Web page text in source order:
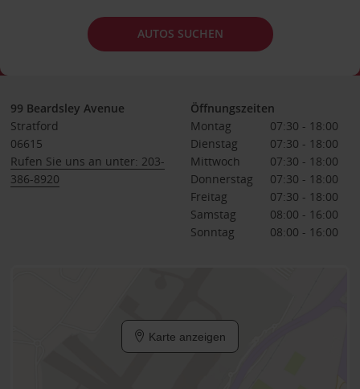
AUTOS SUCHEN
99 Beardsley Avenue
Stratford
06615
Rufen Sie uns an unter: 203-
386-8920
Öffnungszeiten
Montag
07:30 - 18:00
Dienstag
07:30 - 18:00
Mittwoch
07:30 - 18:00
Donnerstag
07:30 - 18:00
Freitag
07:30 - 18:00
Samstag
08:00 - 16:00
Sonntag
08:00 - 16:00
Karte anzeigen